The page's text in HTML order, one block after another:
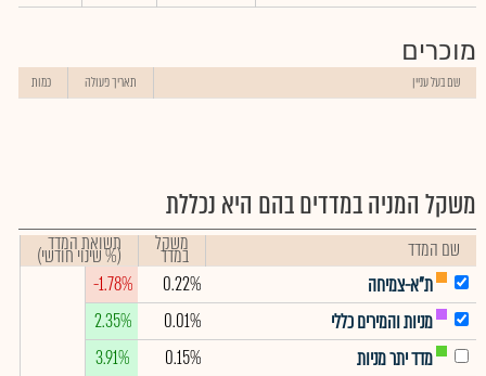
מוכרים
שם בעל עניין תאריך פעולה כמות
משקל המניה במדדים בהם היא נכללת
שם המדד משקל
במדד תשואת המדד
(% שינוי חודשי)
ת"א-צמיחה
0.22%
-1.78%
מניות והמירים כללי
0.01%
2.35%
מדד יתר מניות
0.15%
3.91%